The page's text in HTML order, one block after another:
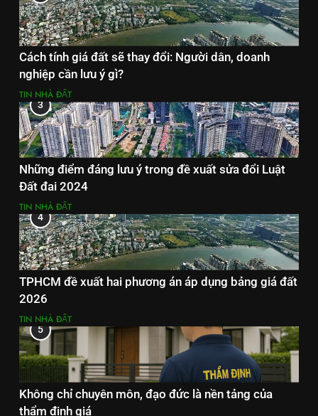
Cách tính giá đất sẽ thay đổi: Người dân, doanh
nghiệp cần lưu ý gì?
TIN NHÀ ĐẤT
3
Những điểm đáng lưu ý trong đề xuất sửa đổi Luật
Đất đai 2024
TIN NHÀ ĐẤT
4
TPHCM đề xuất hai phương án áp dụng bảng giá đất
2026
TIN NHÀ ĐẤT
5
Không chỉ chuyên môn, đạo đức là nền tảng của
thẩm định giá